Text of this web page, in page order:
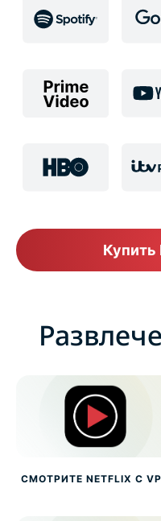
Купить
СМОТРИТЕ NETFLIX С